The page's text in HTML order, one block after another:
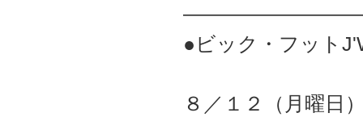
●ビック・フット
８／１２（月曜日